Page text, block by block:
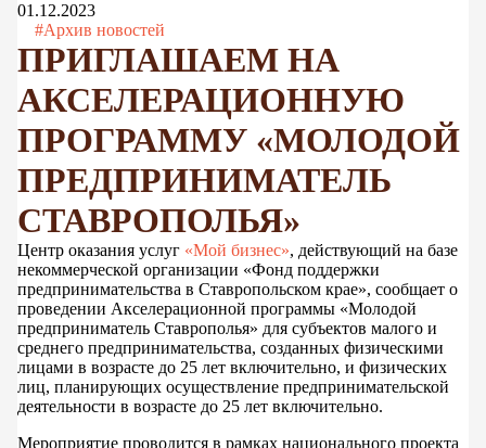
01.12.2023
#Архив новостей
ПРИГЛАШАЕМ НА
АКСЕЛЕРАЦИОННУЮ
ПРОГРАММУ «МОЛОДОЙ
ПРЕДПРИНИМАТЕЛЬ
СТАВРОПОЛЬЯ»
Центр оказания услуг «Мой бизнес», действующий на базе
некоммерческой организации «Фонд поддержки
предпринимательства в Ставропольском крае», сообщает о
проведении Акселерационной программы «Молодой
предприниматель Ставрополья» для субъектов малого и
среднего предпринимательства, созданных физическими
лицами в возрасте до 25 лет включительно, и физических
лиц, планирующих осуществление предпринимательской
деятельности в возрасте до 25 лет включительно.
Мероприятие проводится в рамках национального проекта